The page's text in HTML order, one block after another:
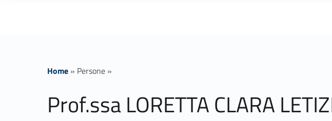
Home » Persone »
Prof.ssa LORETTA CLARA